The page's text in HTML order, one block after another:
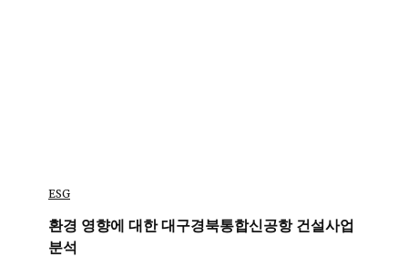
ESG
환경 영향에 대한 대구경북통합신공항 건설사업
분석